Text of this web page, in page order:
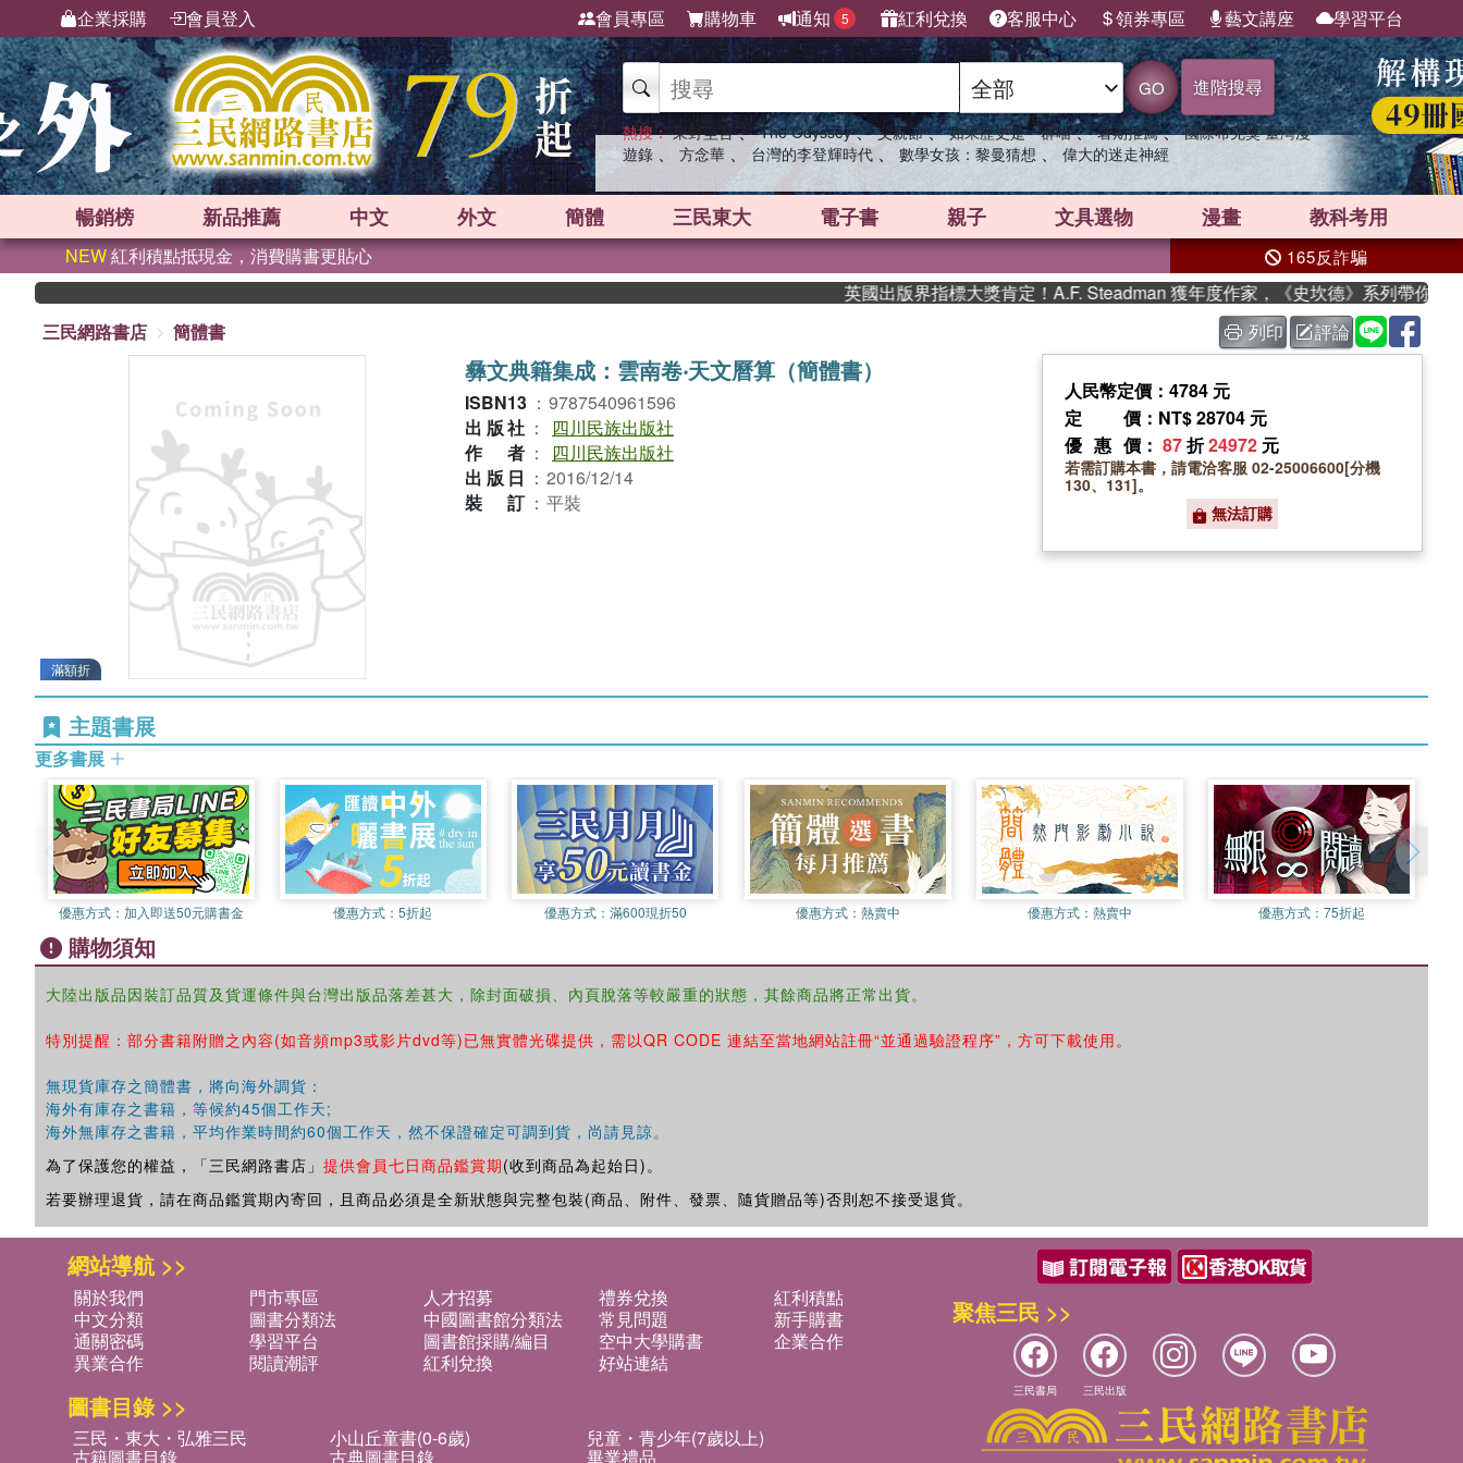
企業採購 會員登入 會員專區 購物車 通知 5 紅利兌換 客服中心 領券專區 藝文講座 學習平台
GO 進階搜尋
熱搜： 東野圭吾 、 The Odyssey 、 父親節 、 如果歷史是一群喵 、 暑期推薦 、 國際布克獎 臺灣漫
遊錄 、 方念華 、 台灣的李登輝時代 、 數學女孩：黎曼猜想 、 偉大的迷走神經
暢銷榜 新品推薦 中文 外文 簡體 三民東大 電子書 親子 文具選物 漫畫 教科考用
NEW紅利積點抵現金，消費購書更貼心 165反詐騙
英國出版界指標大獎肯定！A.F. Steadman 獲年度作家，《史坎德》系列帶你踏上熱
三民網路書店
簡體書 列印 評論
滿額折
彝文典籍集成：雲南卷‧天文曆算（簡體書）
ISBN13 ： 9787540961596
出版社 ：
四川民族出版社
作者 ：
四川民族出版社
出版日 ： 2016/12/14
裝訂 ： 平裝
人民幣定價：4784 元
定價 ：NT$ 28704 元
優惠價 ： 87折24972 元
若需訂購本書，請電洽客服 02-25006600[分機
130、131]。
無法訂購
主題書展
更多書展
優惠方式： 加入即送50元購書金 優惠方式：5折起 優惠方式： 滿600現折50 優惠方式： 熱賣中 優惠方式： 熱賣中 優惠方式：75折起
購物須知
大陸出版品因裝訂品質及貨運條件與台灣出版品落差甚大，除封面破損、內頁脫落等較嚴重的狀態，其餘商品將正常出貨。
特別提醒：部分書籍附贈之內容(如音頻mp3或影片dvd等)已無實體光碟提供，需以QR CODE 連結至當地網站註冊“並通過驗證程序”，方可下載使用。
無現貨庫存之簡體書，將向海外調貨：
海外有庫存之書籍，等候約45個工作天;
海外無庫存之書籍，平均作業時間約60個工作天，然不保證確定可調到貨，尚請見諒。
為了保護您的權益，「三民網路書店」 提供會員七日商品鑑賞期(收到商品為起始日)。
若要辦理退貨，請在商品鑑賞期內寄回，且商品必須是全新狀態與完整包裝(商品、附件、發票、隨貨贈品等)否則恕不接受退貨。
網站導航 >>
關於我們 門市專區 人才招募 禮券兌換
紅利積點
中文分類
圖書分類法 中國圖書館分類法 常見問題
新手購書
通關密碼
學習平台 圖書館採購/編目 空中大學購書
企業合作
異業合作
閱讀潮評 紅利兌換 好站連結
圖書目錄 >>
三民・東大・弘雅三民 小山丘童書(0-6歲) 兒童・青少年(7歲以上)
古籍圖書目錄 古典圖書目錄 畢業禮品
聚焦三民 >>
三民書局 三民出版